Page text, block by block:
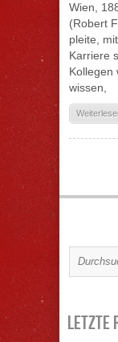
Wien,
(Robert
pleite,
Karriere
Kollegen
wissen,
Letzte